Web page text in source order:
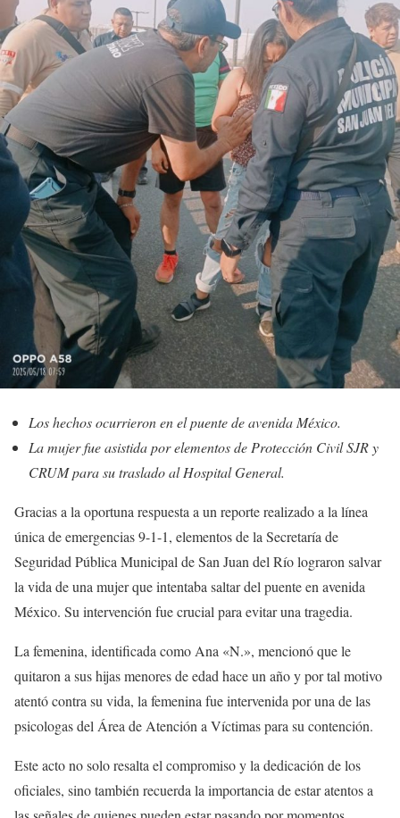
Los hechos ocurrieron en el puente de avenida México.
La mujer fue asistida por elementos de Protección Civil SJR y
CRUM para su traslado al Hospital General.
Gracias a la oportuna respuesta a un reporte realizado a la línea
única de emergencias 9-1-1, elementos de la Secretaría de
Seguridad Pública Municipal de San Juan del Río lograron salvar
la vida de una mujer que intentaba saltar del puente en avenida
México. Su intervención fue crucial para evitar una tragedia.
La femenina, identificada como Ana «N.», mencionó que le
quitaron a sus hijas menores de edad hace un año y por tal motivo
atentó contra su vida, la femenina fue intervenida por una de las
psicologas del Área de Atención a Víctimas para su contención.
Este acto no solo resalta el compromiso y la dedicación de los
oficiales, sino también recuerda la importancia de estar atentos a